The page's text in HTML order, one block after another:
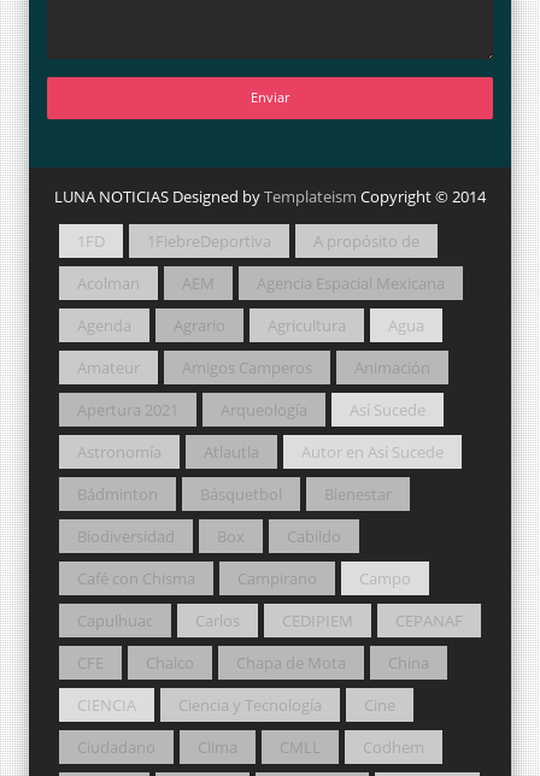
LUNA NOTICIAS Designed byTemplateism Copyright © 2014
1FD 1FiebreDeportiva
A propósito de
Acolman
AEM
Agencia Espacial Mexicana
Agenda
Agrario Agricultura
Agua
Amateur
Amigos Camperos
Animación
Apertura 2021
Arqueología
Así Sucede
Astronomía
Atlautla
Autor en Así Sucede
Bádminton
Básquetbol
Bienestar
Biodiversidad
Box
Cabildo
Café con Chisma
Campirano
Campo
Capulhuac
Carlos CEDIPIEM
CEPANAF
CFE
Chalco Chapa de Mota
China
CIENCIA
Ciencia y Tecnología
Cine
Ciudadano
Clima CMLL
Codhem